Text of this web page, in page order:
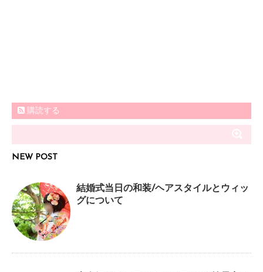
購読する
NEW POST
結婚式当日の和装/ヘアスタイルとウィッ
グについて